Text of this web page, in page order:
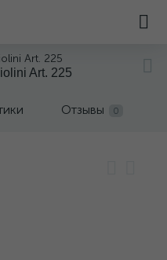
Art. 225
Art. 225
Отзывы 0